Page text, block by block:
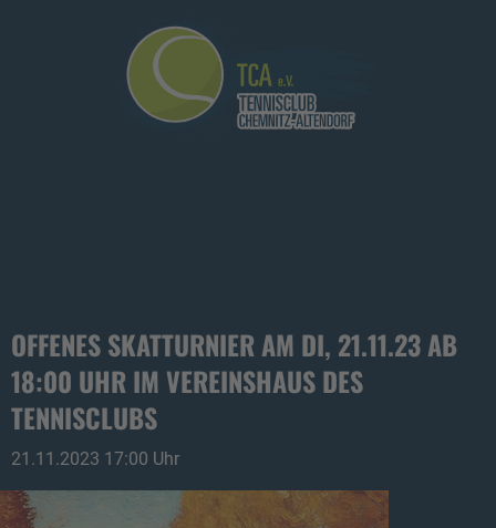
OFFENES SKATTURNIER AM DI, 21.11.23 AB
18:00 UHR IM VEREINSHAUS DES
TENNISCLUBS
21.11.2023 17:00 Uhr